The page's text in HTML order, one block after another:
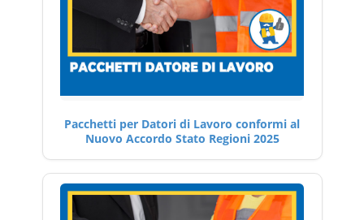
Pacchetti per Datori di Lavoro conformi al
Nuovo Accordo Stato Regioni 2025